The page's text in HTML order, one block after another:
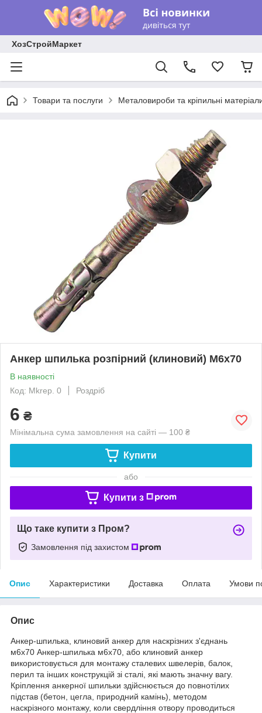
ХозСтройМаркет
Товари та послуги Металовироби та кріпильні
Анкер шпилька розпірний (клиновий) М6х70
В наявності
Код: Mkrep. 0
Роздріб
6 ₴
Мінімальна сума замовлення на сайті — 100 ₴
Купити
або
Купити з
Що таке купити з Пром?
Замовлення під захистом
Опис Характеристики Доставка Оплата Умови
Опис
Анкер-шпилька, клиновий анкер для наскрізних з'єднань
м6х70 Анкер-шпилька м6х70, або клиновий анкер
використовується для монтажу сталевих швелерів, балок,
перил та інших конструкцій зі сталі, які мають значну вагу.
Кріплення анкерної шпильки здійснюється до повнотілих
підстав (бетон, цегла, природний камінь), методом
наскрізного монтажу, коли свердління отвору проводиться